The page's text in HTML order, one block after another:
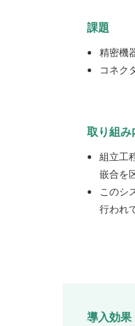
課題
精密機
コネク
取り組み
組立工
嵌合を
このシ
行われ
導入効果